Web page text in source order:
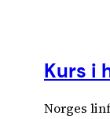
Kurs i
Norges